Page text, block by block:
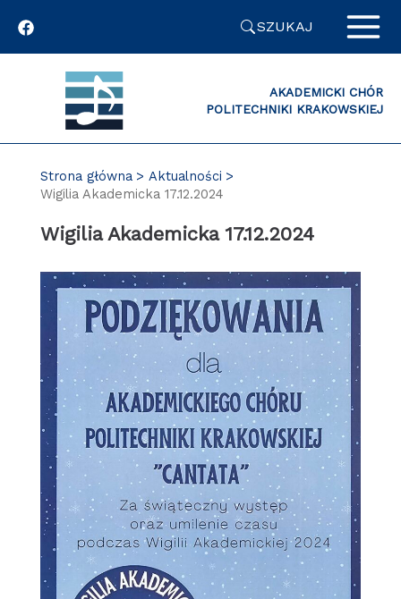
SZUKAJ
AKADEMICKI CHÓR
POLITECHNIKI KRAKOWSKIEJ
Strona główna
Aktualności
Wigilia Akademicka 17.12.2024
Wigilia Akademicka 17.12.2024